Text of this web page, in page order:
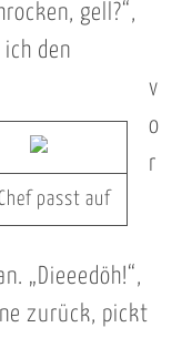
passt auf
gell?“,
den
v
o
r
„Dieeedöh!“,
zurück, pickt